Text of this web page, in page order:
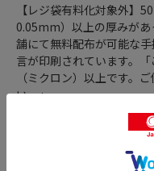
【レジ袋有料化対象外】
0.05mm）以上の厚みが
舗にて無料配布が可能な
言が印刷されています。
（ミクロン）以上です。
い。」
また、束とは別のJANコ
有料での販売も可能です
●ソフトタイプの底マチ
などにもご利用いただけ